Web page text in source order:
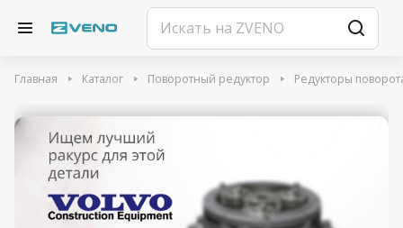
Главная Каталог Поворотный редуктор Редукторы